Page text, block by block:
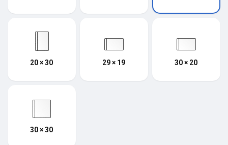
20 × 30 29 × 19 30 × 20
30 × 30